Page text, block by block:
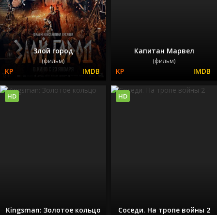
Злой город
(фильм)
Капитан Марвел
(фильм)
Kingsman: Золотое кольцо
HD
Соседи. На тропе войны 2
HD